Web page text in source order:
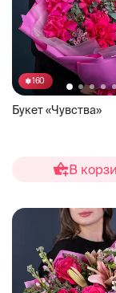
160
Букет «Чувства»
В